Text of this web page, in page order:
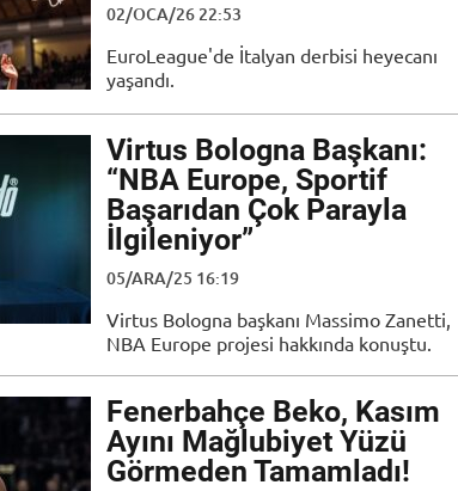
02/OCA/26 22:53
EuroLeague'de İtalyan derbisi heyecanı
yaşandı.
Virtus Bologna Başkanı:
“NBA Europe, Sportif
Başarıdan Çok Parayla
İlgileniyor”
05/ARA/25 16:19
Virtus Bologna başkanı Massimo Zanetti,
NBA Europe projesi hakkında konuştu.
Fenerbahçe Beko, Kasım
Ayını Mağlubiyet Yüzü
Görmeden Tamamladı!